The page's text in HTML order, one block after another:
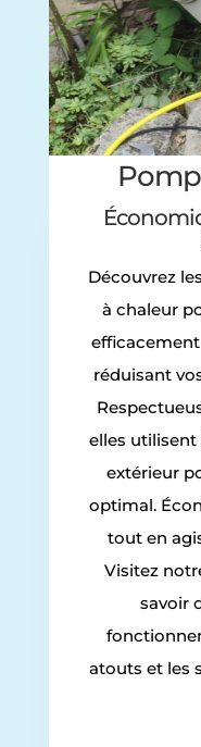
Découvrez
à chaleur
réduisant
elles utilisent
extérieur
optimal.
tout en
Visitez
savoir
atouts et les